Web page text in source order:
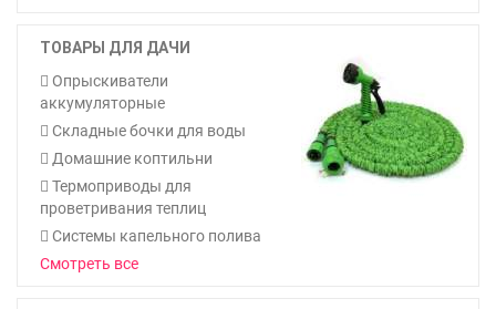
ТОВАРЫ ДЛЯ ДАЧИ
Опрыскиватели
аккумуляторные
Складные бочки для воды
Домашние коптильни
Термоприводы для
проветривания теплиц
Системы капельного полива
Смотреть все